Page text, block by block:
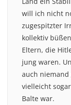
will ich nicht
zugespitzter
kollektiv
Eltern, die
jung waren.
auch
vielleicht
Balte war.